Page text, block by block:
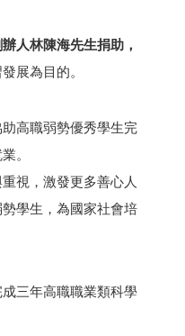
人林陳海先生捐助，
展為目的。
高職弱勢優秀學生完
。
視，激發更多善心人
學生，為國家社會培
三年高職職業類科學